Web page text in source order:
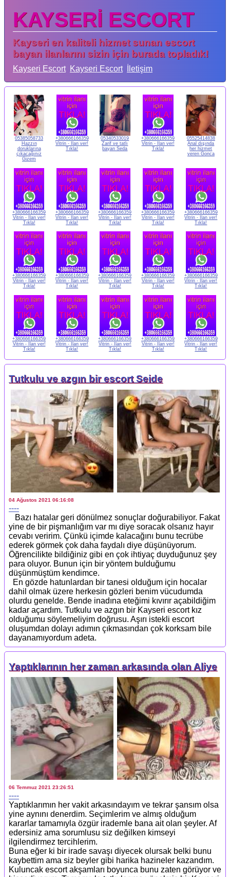
KAYSERİ ESCORT
Kayseri en kaliteli hizmet sunan escort
bayan ilanlarını sizin için burada topladık!
Kayseri Escort Kayseri Escort İletişim
05385058733
Hazzın
doruklarına
çıkacağınız
Gizem
+380666166359
Vitrin - İlan ver!
Tıkla!
05340533019
Zarif ve tatlı
bayan Seda
+380666166359
Vitrin - İlan ver!
Tıkla!
05525414838
Anal dışında
her hizmet
veren Gonca
+380666166359
Vitrin - İlan ver!
Tıkla!
+380666166359
Vitrin - İlan ver!
Tıkla!
+380666166359
Vitrin - İlan ver!
Tıkla!
+380666166359
Vitrin - İlan ver!
Tıkla!
+380666166359
Vitrin - İlan ver!
Tıkla!
+380666166359
Vitrin - İlan ver!
Tıkla!
+380666166359
Vitrin - İlan ver!
Tıkla!
+380666166359
Vitrin - İlan ver!
Tıkla!
+380666166359
Vitrin - İlan ver!
Tıkla!
+380666166359
Vitrin - İlan ver!
Tıkla!
+380666166359
Vitrin - İlan ver!
Tıkla!
+380666166359
Vitrin - İlan ver!
Tıkla!
+380666166359
Vitrin - İlan ver!
Tıkla!
+380666166359
Vitrin - İlan ver!
Tıkla!
+380666166359
Vitrin - İlan ver!
Tıkla!
Tutkulu ve azgın bir escort Seide
04 Ağustos 2021 06:16:08
----
Bazı hatalar geri dönülmez sonuçlar doğurabiliyor. Fakat
yine de bir pişmanlığım var mı diye soracak olsanız hayır
cevabı veririm. Çünkü içimde kalacağını bunu tecrübe
ederek görmek çok daha faydalı diye düşünüyorum.
Öğrencilikte bildiğiniz gibi en çok ihtiyaç duyduğunuz şey
para oluyor. Bunun için bir yöntem bulduğumu
düşünmüştüm kendimce.
En gözde hatunlardan bir tanesi olduğum için hocalar
dahil olmak üzere herkesin gözleri benim vücudumda
olurdu genelde. Bende inadına eteğimi kıvırır açabildiğim
kadar açardım. Tutkulu ve azgın bir Kayseri escort kız
olduğumu söylemeliyim doğrusu. Aşırı istekli escort
oluşumdan dolayı adımın çıkmasından çok korksam bile
dayanamıyordum adeta.
Yaptıklarının her zaman arkasında olan Aliye
06 Temmuz 2021 23:26:51
----
Yaptıklarımın her vakit arkasındayım ve tekrar şansım olsa
yine aynını denerdim. Seçimlerim ve almış olduğum
kararlar tamamıyla özgür irademle bana ait olan şeyler. Af
edersiniz ama sorumlusu siz değilken kimseyi
ilgilendirmez tercihlerim.
Buna eğer ki bir irade savaşı diyecek olursak belki bunu
kaybettim ama siz beyler gibi harika hazineler kazandım.
Kuluncak escort akşamları boyunca bunu zaten görüyor ve